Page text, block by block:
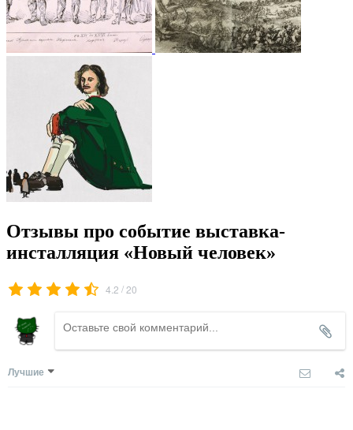
Отзывы про событие выставка-
инсталляция «Новый человек»
4.2 /20
Лучшие